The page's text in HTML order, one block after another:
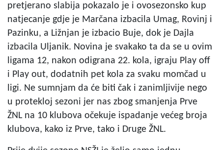
pretjerano slabija pokazalo je i ovosezonsko kup
natjecanje gdje je Marčana izbacila Umag, Rovinj i
Pazinku, a Ližnjan je izbacio Buje, dok je Dajla
izbacila Uljanik. Novina je svakako ta da se u ovim
ligama 12, nakon odigrana 22. kola, igraju Play off
i Play out, dodatnih pet kola za svaku momčad u
ligi. Ne sumnjam da će biti čak i zanimljivije nego
u protekloj sezoni jer nas zbog smanjenja Prve
ŽNL na 10 klubova očekuje ispadanje većeg broja
klubova, kako iz Prve, tako i Druge ŽNL.